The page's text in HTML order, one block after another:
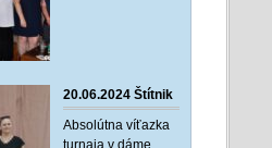
20.06.2024 Štítnik
Absolútna víťazka
turnaja v dáme